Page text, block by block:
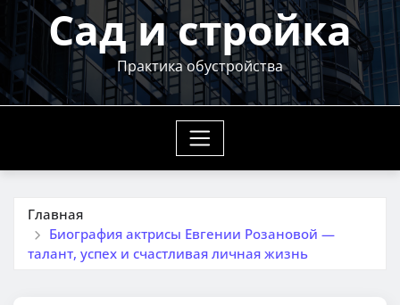
Сад и стройка
Практика обустройства
Главная
Биография актрисы Евгении Розановой —
талант, успех и счастливая личная жизнь